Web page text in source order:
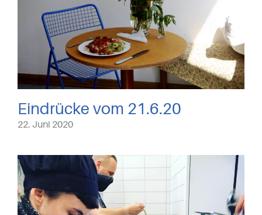
Eindrücke vom 21.6.20
22. Juni 2020